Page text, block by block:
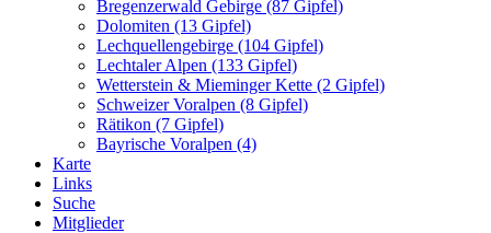
Bregenzerwald Gebirge (87 Gipfel)
Dolomiten (13 Gipfel)
Lechquellengebirge (104 Gipfel)
Lechtaler Alpen (133 Gipfel)
Wetterstein & Mieminger Kette (2 Gipfel)
Schweizer Voralpen (8 Gipfel)
Rätikon (7 Gipfel)
Bayrische Voralpen (4)
Karte
Links
Suche
Mitglieder